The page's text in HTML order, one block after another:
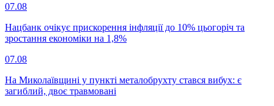
07.08
Нацбанк очікує прискорення інфляції до 10% цьогоріч та
зростання економіки на 1,8%
07.08
На Миколаївщині у пункті металобрухту стався вибух: є
загиблий, двоє травмовані